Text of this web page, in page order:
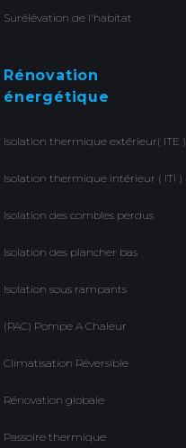
Surélévation de l'habitat
Rénovation
énergétique
Isolation thermique extérieur( ITE )
Isolation thermique intérieur ( ITI )
Isolation des combles perdus
Isolation des plancher bas
Isolation sous rampants
(PAC) Pompe A Chaleur
Climatisation Réversible
Rénovation globale
Passoire thermique